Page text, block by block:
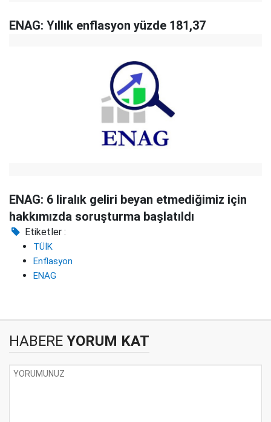
ENAG: Yıllık enflasyon yüzde 181,37
ENAG: 6 liralık geliri beyan etmediğimiz için
hakkımızda soruşturma başlatıldı
Etiketler :
TÜİK
Enflasyon
ENAG
HABERE YORUM KAT